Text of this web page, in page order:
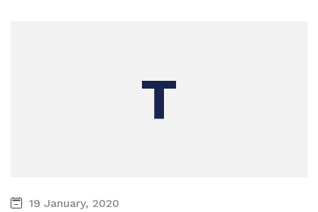
19 January, 2020